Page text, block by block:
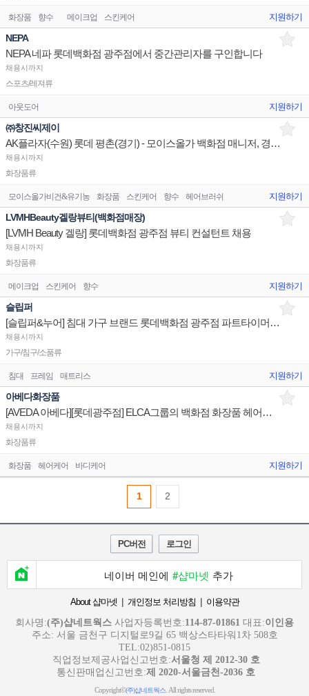
화장품 향수 메이크업 스킨케어 지원하기
NEPA
NEPA 네파 롯데백화점 광주점에서 중간관리자를 구인합니다
채용시까지
스포츠/레져류
아웃도어 지원하기
㈜창진씨제이
AK플라자(수원) 롯데 평촌(경기) - 모이스올가 백화점 매니저, 경력 및 신입 판매직 채용
채용시까지
화장품류
모이스올가비건&유기농 화장품 스킨케어 향수 헤어브러쉬 지원하기
LVMHBeauty겔랑뷰티(백화점매장)
[LVMH Beauty 겔랑] 롯데백화점 광주점 뷰티 컨설턴트 채용
채용시까지
화장품류
메이크업 스킨케어 향수 지원하기
슬립퍼
[슬립퍼&누어] 침대 가구 브랜드 롯데백화점 광주점 파트타이머 채용
채용시까지
가구/침구/소품류
침대 프레임 매트리스 지원하기
아베다화장품
[AVEDA 아베다][롯데광주점] ELCA그룹의 백화점 화장품 헤어케어 브랜드 매장 직원 채용
채용시까지
화장품류
화장품 헤어케어 바디케어 지원하기
1 2
PC버전 로그인
네이버 메인에 #샵마넷 추가
About 샵마넷 | 개인정보 처리방침 | 이용약관
회사명:(주)샵네트웍스 사업자등록번호:114-87-01861 대표:이인용
주소: 서울 금천구 디지털로9길 65 백상스타타워1차 508호
TEL:02)851-0815
직업정보제공사업신고번호:서울청 제 2012-30 호
통신판매업신고번호:제 2020-서울금천-2036 호
Copyright©(주)샵네트웍스. All rights reserved.